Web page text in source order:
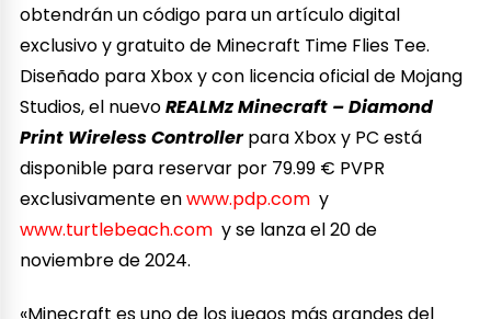
obtendrán un código para un artículo digital
exclusivo y gratuito de Minecraft Time Flies Tee.
Diseñado para Xbox y con licencia oficial de Mojang
Studios, el nuevoREALMz Minecraft – Diamond
Print Wireless Controllerpara Xbox y PC está
disponible para reservar por 79.99 € PVPR
exclusivamente enwww.pdp.com y
www.turtlebeach.com y se lanza el 20 de
noviembre de 2024.
«Minecraft es uno de los juegos más grandes del